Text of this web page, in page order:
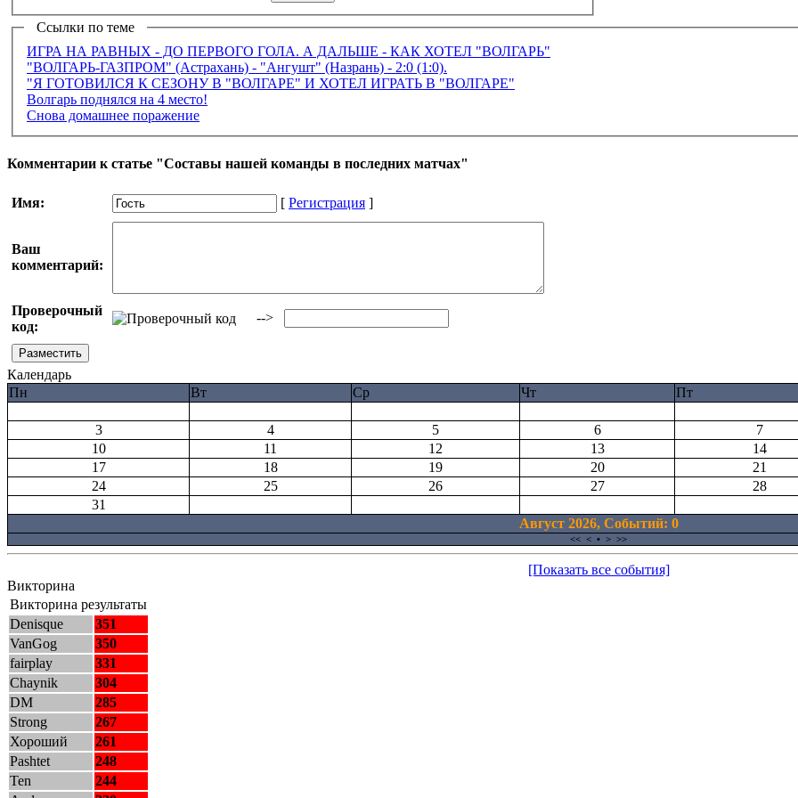
Ссылки по теме
ИГРА НА РАВНЫХ - ДО ПЕРВОГО ГОЛА. А ДАЛЬШЕ - КАК ХОТЕЛ "ВОЛГАРЬ"
"ВОЛГАРЬ-ГАЗПРОМ" (Астрахань) - "Ангушт" (Назрань) - 2:0 (1:0).
"Я ГОТОВИЛСЯ К СЕЗОНУ В "ВОЛГАРЕ" И ХОТЕЛ ИГРАТЬ В "ВОЛГАРЕ"
Волгарь поднялся на 4 место!
Снова домашнее поражение
Комментарии к статье "Составы нашей команды в последних матчах"
Имя: [ Регистрация ]
Ваш
комментарий:
Проверочный
код:
-->
Календарь
Пн
Вт Ср Чт Пт
3
4 5 6 7
10
11 12 13 14
17
18 19 20 21
24
25 26 27 28
31
Август 2026, Cобытий: 0
<< < • > >>
[Показать все события]
Викторина
Викторина результаты
Denisque
351
VanGog
350
fairplay
331
Chaynik
304
DM
285
Strong
267
Хороший
261
Pashtet
248
Ten
244